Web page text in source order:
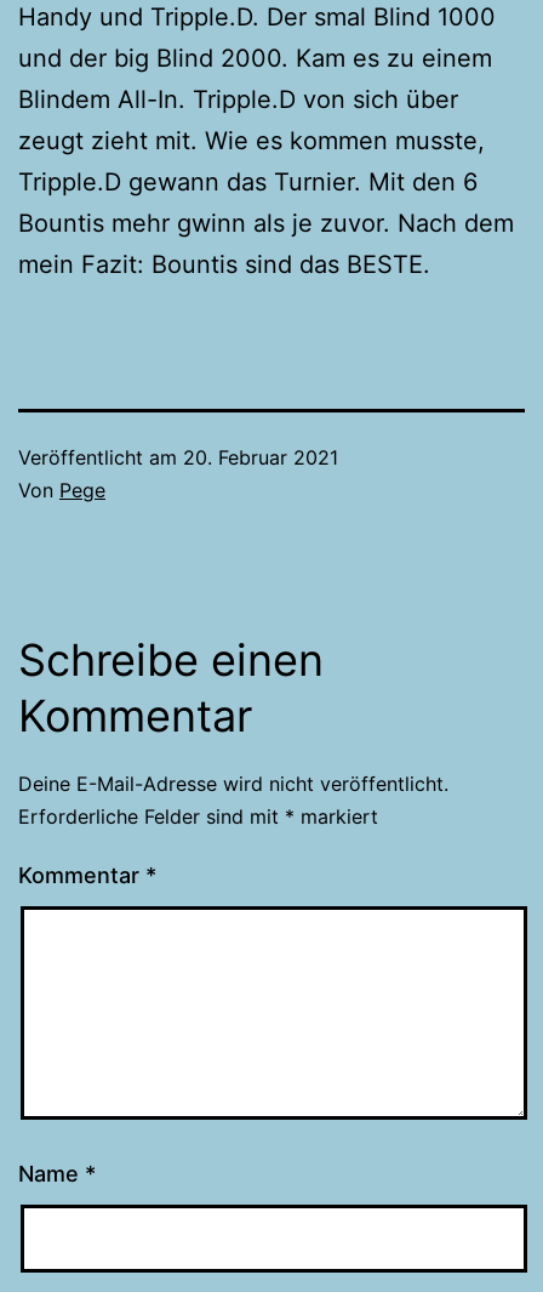
Handy und Tripple.D. Der smal Blind 1000
und der big Blind 2000. Kam es zu einem
Blindem All-In. Tripple.D von sich über
zeugt zieht mit. Wie es kommen musste,
Tripple.D gewann das Turnier. Mit den 6
Bountis mehr gwinn als je zuvor. Nach dem
mein Fazit: Bountis sind das BESTE.
Veröffentlicht am 20. Februar 2021
Von Pege
Schreibe einen
Kommentar
Deine E-Mail-Adresse wird nicht veröffentlicht.
Erforderliche Felder sind mit * markiert
Kommentar *
Name *